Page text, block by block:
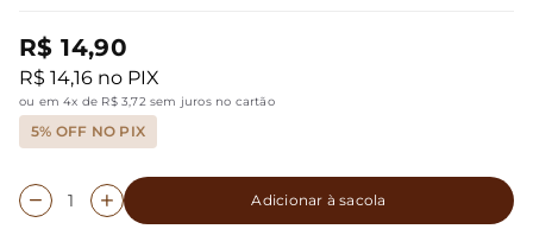
R$ 14,90
R$ 14,16 no PIX
ou em 4x de R$ 3,72 sem juros no cartão
5% OFF NO PIX
Adicionar à sacola